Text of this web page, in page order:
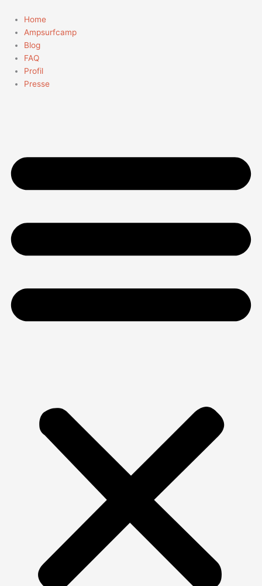
Inhalt
springen
Home
Ampsurfcamp
Blog
FAQ
Profil
Presse